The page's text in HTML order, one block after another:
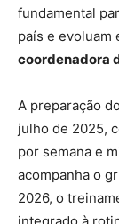
fundamental
país e evoluam
coordenadora
A preparação
julho de 2025,
por semana e
acompanha o
2026, o